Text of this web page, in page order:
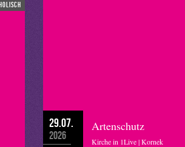
29.07.
2026
Artenschutz
Kirche in 1Live | Kornek